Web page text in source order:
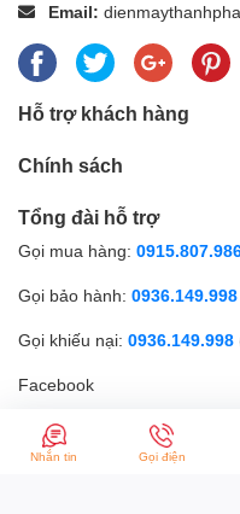
Email:
Hỗ trợ khách hàng
Chính sách
Tổng đài hỗ trợ
Gọi mua hàng:
Gọi bảo hành: 0936.149.998
Gọi khiếu nại: 0936.149.998
Facebook
Phương thức thanh
Nhắn tin Gọi điện